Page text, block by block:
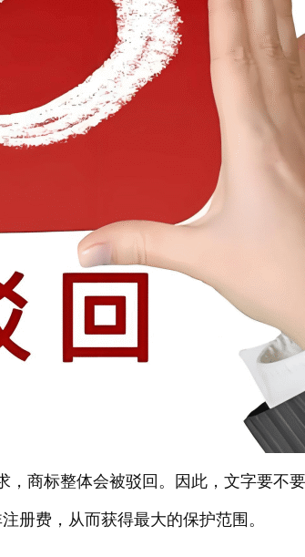
商标整体会被驳回。因此，文字要不
册费，从而获得最大的保护范围。